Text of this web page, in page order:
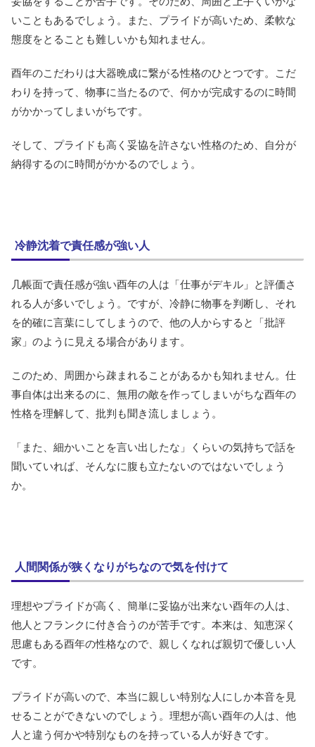
いこともあるでしょう。また、プライドが高いため、柔軟な
態度をとることも難しいかも知れません。
酉年のこだわりは大器晩成に繋がる性格のひとつです。こだ
わりを持って、物事に当たるので、何かが完成するのに時間
がかかってしまいがちです。
そして、プライドも高く妥協を許さない性格のため、自分が
納得するのに時間がかかるのでしょう。
冷静沈着で責任感が強い人
几帳面で責任感が強い酉年の人は「仕事がデキル」と評価さ
れる人が多いでしょう。ですが、冷静に物事を判断し、それ
を的確に言葉にしてしまうので、他の人からすると「批評
家」のように見える場合があります。
このため、周囲から疎まれることがあるかも知れません。仕
事自体は出来るのに、無用の敵を作ってしまいがちな酉年の
性格を理解して、批判も聞き流しましょう。
「また、細かいことを言い出したな」くらいの気持ちで話を
聞いていれば、そんなに腹も立たないのではないでしょう
か。
人間関係が狭くなりがちなので気を付けて
理想やプライドが高く、簡単に妥協が出来ない酉年の人は、
他人とフランクに付き合うのが苦手です。本来は、知恵深く
思慮もある酉年の性格なので、親しくなれば親切で優しい人
です。
プライドが高いので、本当に親しい特別な人にしか本音を見
せることができないのでしょう。理想が高い酉年の人は、他
人と違う何かや特別なものを持っている人が好きです。